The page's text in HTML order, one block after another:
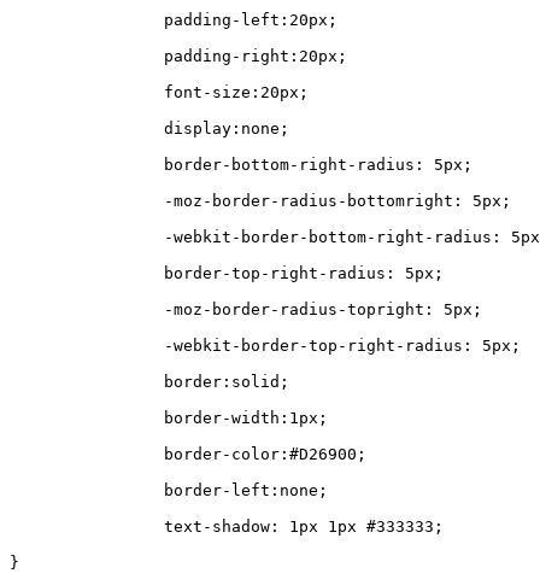
		padding-left:20px;
		padding-right:20px;
		font-size:20px;
		display:none;
		border-bottom-right-radius: 5px;
		-moz-border-radius-bottomright: 5px;
-webkit-border-bottom-right-radius:
		border-top-right-radius: 5px;
		-moz-border-radius-topright: 5px;
		-webkit-border-top-right-radius: 5px;
		border:solid;
		border-width:1px;
		border-color:#D26900;
		border-left:none;
		text-shadow: 1px 1px #333333;
}